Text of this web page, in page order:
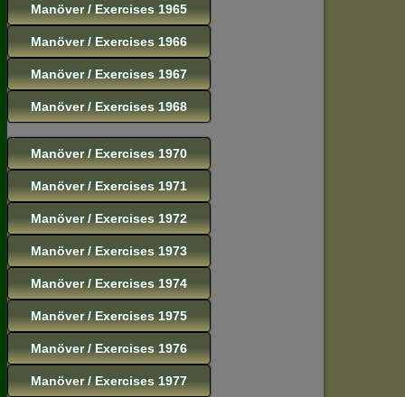
Manöver / Exercises 1965
Manöver / Exercises 1966
Manöver / Exercises 1967
Manöver / Exercises 1968
Manöver / Exercises 1970
Manöver / Exercises 1971
Manöver / Exercises 1972
Manöver / Exercises 1973
Manöver / Exercises 1974
Manöver / Exercises 1975
Manöver / Exercises 1976
Manöver / Exercises 1977